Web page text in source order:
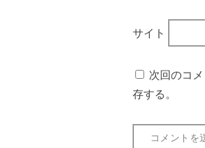
サイト
次回のコ
存する。